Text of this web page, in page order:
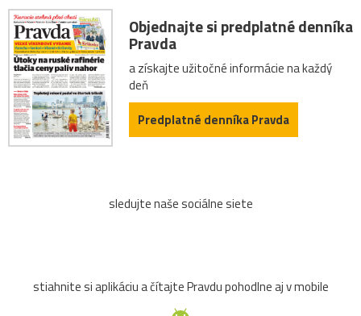
Objednajte si predplatné denníka
Pravda
a získajte užitočné informácie na každý
deň
Predplatné denníka Pravda
sledujte naše sociálne siete
stiahnite si aplikáciu a čítajte Pravdu pohodlne aj v mobile